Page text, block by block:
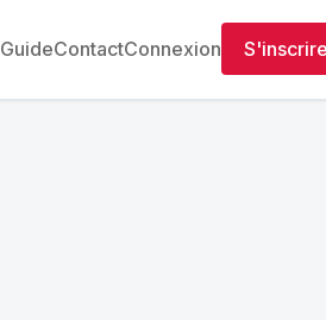
GuideContactConnexion